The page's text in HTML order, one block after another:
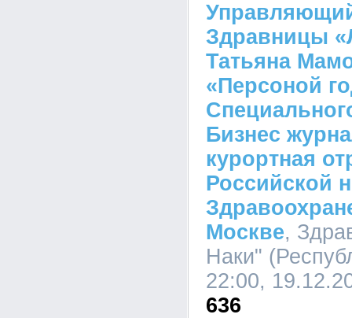
Здравницы
Татьяна
«Персоной
Бизнес
курортная
Российской
Москве,
Наки"
22:00,
636